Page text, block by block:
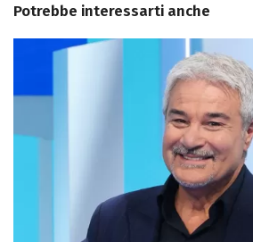
Potrebbe interessarti anche